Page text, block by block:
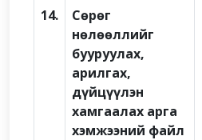
14.
Сөрөг
нөлөөллийг
бууруулах,
арилгах,
дүйцүүлэн
хамгаалах арга
хэмжээний файл